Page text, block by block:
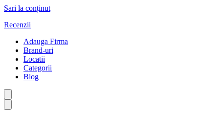
Sari la conținut
Recenzii
Adauga Firma
Brand-uri
Locatii
Categorii
Blog